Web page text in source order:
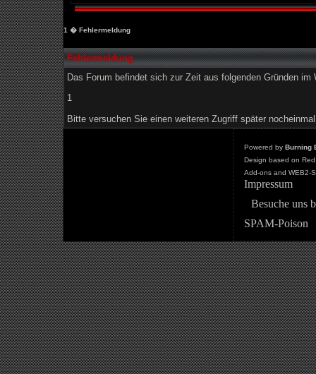
1 � Fehlermeldung
Fehlermeldung
Das Forum befindet sich zur Zeit aus folgenden Gründen im
1
Bitte versuchen Sie einen weiteren Zugriff später
Powered by Burning
Design based on
Add-ons and WEB2-
Impressum
Besuche uns
SPAM-Poison